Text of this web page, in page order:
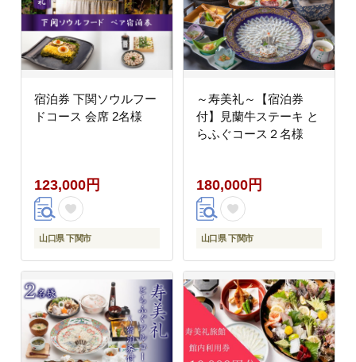
宿泊券 下関ソウルフー
ドコース 会席 2名様
123,000円
山口県 下関市
～寿美礼～【宿泊券
付】見蘭牛ステーキ と
らふぐコース２名様
180,000円
山口県 下関市